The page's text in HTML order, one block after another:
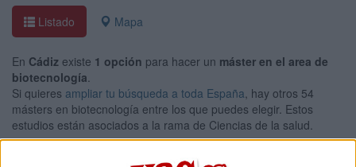
Listado Mapa
En Cádiz existe 1 opción para hacer un máster en el area de
biotecnología.
Si quieres ampliar tu búsqueda a toda España, hay otros 54
másters en biotecnología entre los que puedes elegir. Estos
estudios están asociados a la rama de Ciencias de la salud.